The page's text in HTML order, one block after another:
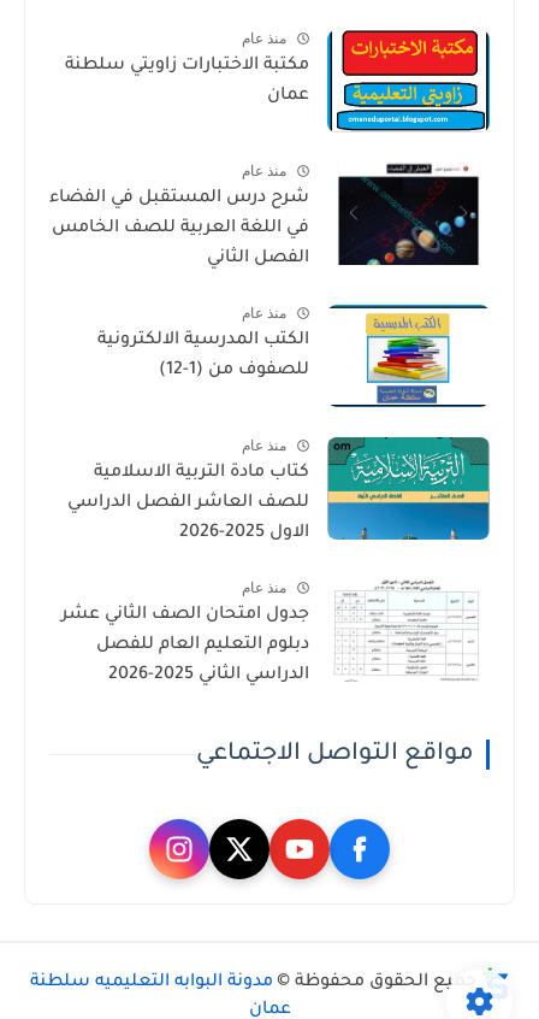
منذ عام
مكتبة الاختبارات زاويتي سلطنة
عمان
منذ عام
شرح درس المستقبل في الفضاء
في اللغة العربية للصف الخامس
الفصل الثاني
منذ عام
الكتب المدرسية الالكترونية
للصفوف من (1-12)
منذ عام
كتاب مادة التربية الاسلامية
للصف العاشر الفصل الدراسي
الاول 2025-2026
منذ عام
جدول امتحان الصف الثاني عشر
دبلوم التعليم العام للفصل
الدراسي الثاني 2025-2026
مواقع التواصل الاجتماعي
جميع الحقوق محفوظة © مدونة البوابه التعليميه سلطنة
عمان